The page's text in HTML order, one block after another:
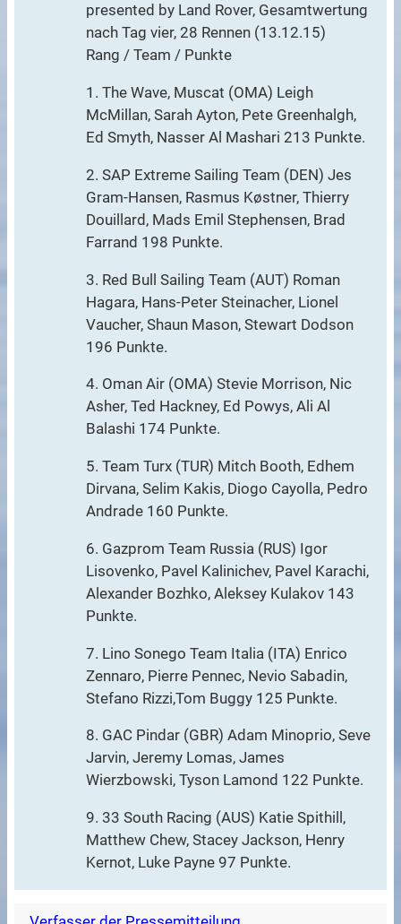
presented by Land Rover, Gesamtwertung
nach Tag vier, 28 Rennen (13.12.15)
Rang / Team / Punkte
1. The Wave, Muscat (OMA) Leigh
McMillan, Sarah Ayton, Pete Greenhalgh,
Ed Smyth, Nasser Al Mashari 213 Punkte.
2. SAP Extreme Sailing Team (DEN) Jes
Gram-Hansen, Rasmus Køstner, Thierry
Douillard, Mads Emil Stephensen, Brad
Farrand 198 Punkte.
3. Red Bull Sailing Team (AUT) Roman
Hagara, Hans-Peter Steinacher, Lionel
Vaucher, Shaun Mason, Stewart Dodson
196 Punkte.
4. Oman Air (OMA) Stevie Morrison, Nic
Asher, Ted Hackney, Ed Powys, Ali Al
Balashi 174 Punkte.
5. Team Turx (TUR) Mitch Booth, Edhem
Dirvana, Selim Kakis, Diogo Cayolla, Pedro
Andrade 160 Punkte.
6. Gazprom Team Russia (RUS) Igor
Lisovenko, Pavel Kalinichev, Pavel Karachi,
Alexander Bozhko, Aleksey Kulakov 143
Punkte.
7. Lino Sonego Team Italia (ITA) Enrico
Zennaro, Pierre Pennec, Nevio Sabadin,
Stefano Rizzi,Tom Buggy 125 Punkte.
8. GAC Pindar (GBR) Adam Minoprio, Seve
Jarvin, Jeremy Lomas, James
Wierzbowski, Tyson Lamond 122 Punkte.
9. 33 South Racing (AUS) Katie Spithill,
Matthew Chew, Stacey Jackson, Henry
Kernot, Luke Payne 97 Punkte.